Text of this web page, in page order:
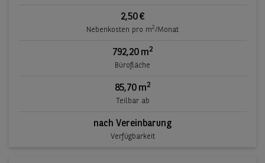
2,50 €
Nebenkosten pro m2/Monat
792,20 m2
Bürofläche
85,70 m2
Teilbar ab
nach Vereinbarung
Verfügbarkeit